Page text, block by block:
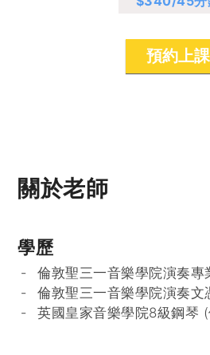
預約上課
關於老師
學歷
倫敦聖三一音樂學院演奏專
倫敦聖三一音樂學院演奏文
英國皇家音樂學院8級鋼琴